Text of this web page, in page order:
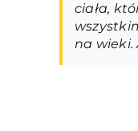
ciała,
na wieki.